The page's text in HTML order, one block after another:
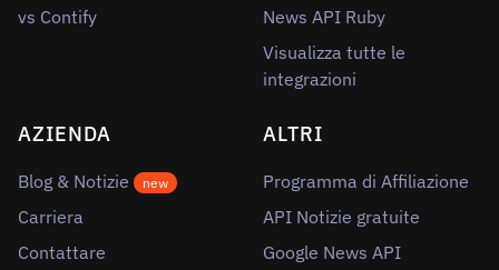
vs Contify
News API Ruby
Visualizza tutte le
integrazioni
AZIENDA
Blog & Notizie new
Carriera
Contattare
ALTRI
Programma di Affiliazione
API Notizie gratuite
Google News API